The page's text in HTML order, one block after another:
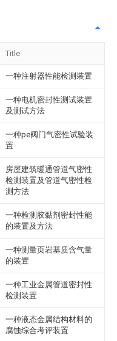
Title
一种注射器性能检测装置
一种电机密封性测试装置
及测试方法
一种pe阀门气密性试验装
置
房屋建筑暖通管道气密性
检测装置及管道气密性检
测方法
一种检测胶黏剂密封性能
的装置及方法
一种测量页岩基质含气量
的装置
一种工业金属管道密封性
检测装置
一种液态金属结构材料的
腐蚀综合考评装置